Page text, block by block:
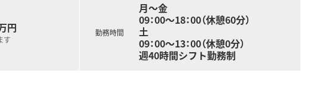
円
す
勤務時間
月～金
09：00～18：00（休憩60分）
土
09：00～13：00（休憩0分）
週40時間シフト勤務制